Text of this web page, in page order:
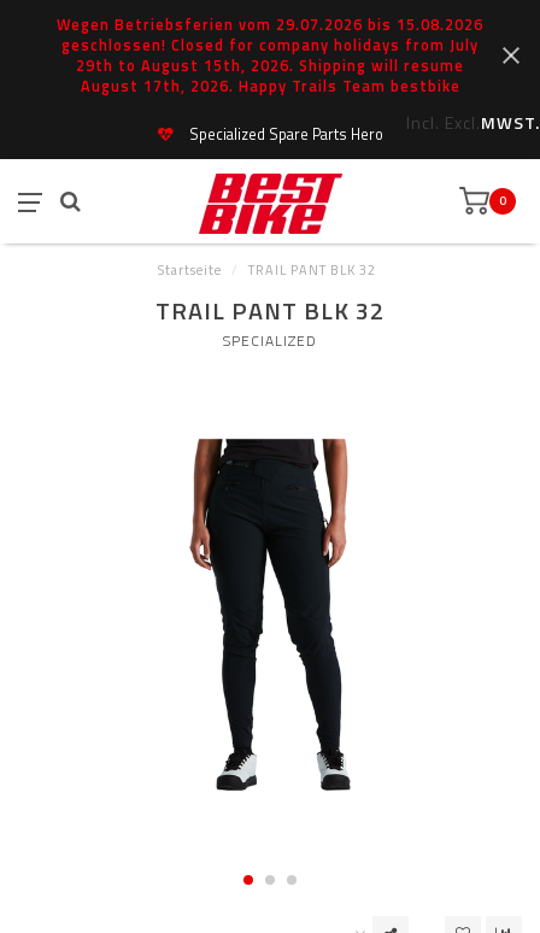
Wegen Betriebsferien vom 29.07.2026 bis 15.08.2026
geschlossen! Closed for company holidays from July
29th to August 15th, 2026. Shipping will resume
August 17th, 2026. Happy Trails Team bestbike
Incl. Excl.MWST.
Specialized Spare Parts Hero
0
Startseite / TRAIL PANT BLK 32
TRAIL PANT BLK 32
SPECIALIZED